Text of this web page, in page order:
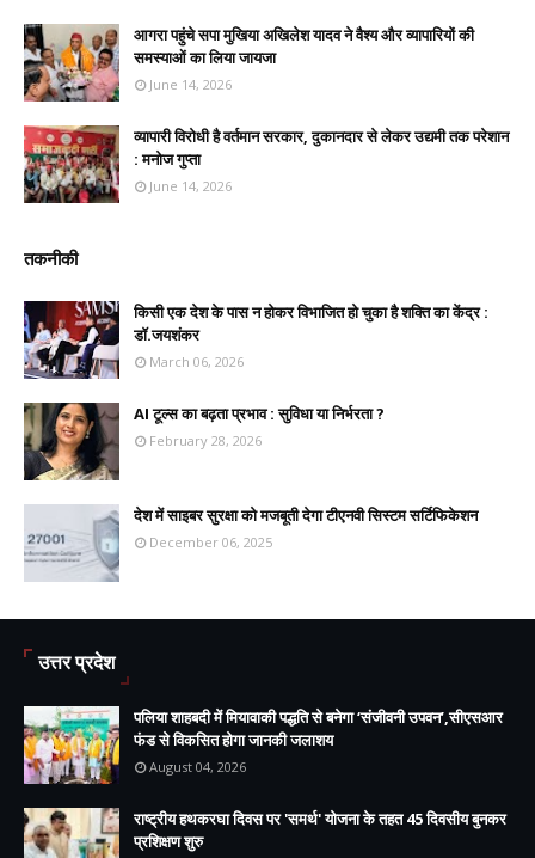
आगरा पहुंचे सपा मुखिया अखिलेश यादव ने वैश्य और व्यापारियों की
समस्याओं का लिया जायजा
June 14, 2026
व्यापारी विरोधी है वर्तमान सरकार, दुकानदार से लेकर उद्यमी तक परेशान
: मनोज गुप्ता
June 14, 2026
तकनीकी
किसी एक देश के पास न होकर विभाजित हो चुका है शक्ति का केंद्र :
डॉ.जयशंकर
March 06, 2026
AI टूल्स का बढ़ता प्रभाव : सुविधा या निर्भरता ?
February 28, 2026
देश में साइबर सुरक्षा को मजबूती देगा टीएनवी सिस्टम सर्टिफिकेशन
December 06, 2025
उत्तर प्रदेश
पलिया शाहबदी में मियावाकी पद्धति से बनेगा ‘संजीवनी उपवन’,सीएसआर
फंड से विकसित होगा जानकी जलाशय
August 04, 2026
राष्ट्रीय हथकरघा दिवस पर 'समर्थ' योजना के तहत 45 दिवसीय बुनकर
प्रशिक्षण शुरु